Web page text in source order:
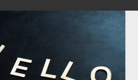
玩转 ChatGPT
软件工程